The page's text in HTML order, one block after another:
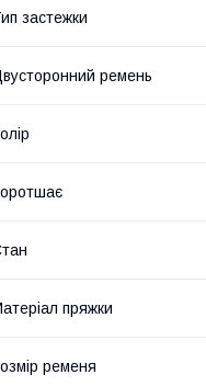
застежки
ремень
пряжки
ременя